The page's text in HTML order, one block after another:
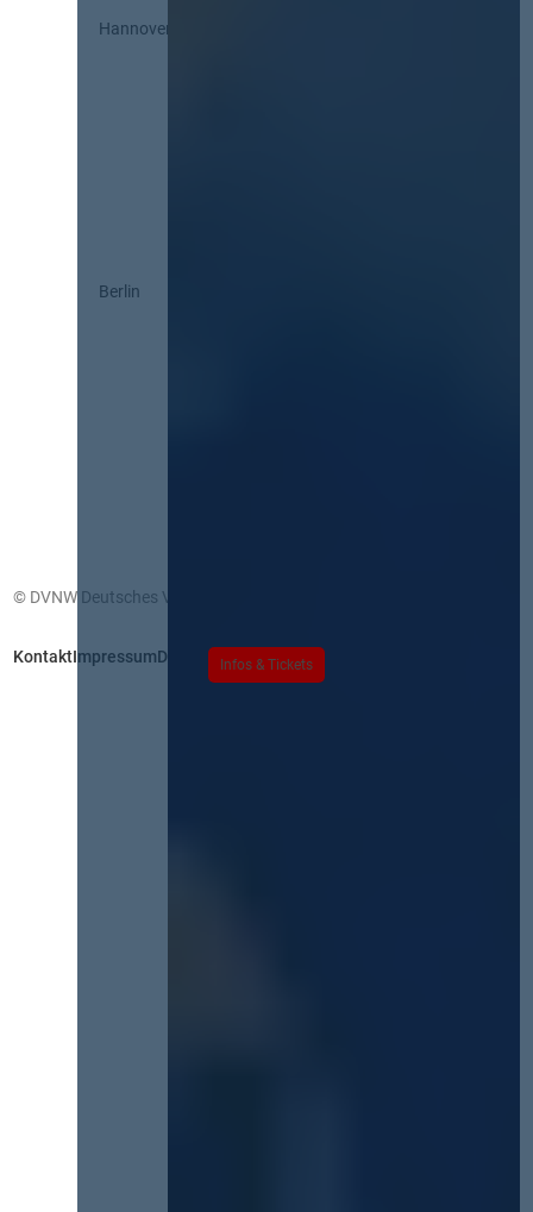
Infos & Tickets
Hannover
Berlin
© DVNW Deutsches Vergabenetzwerk GmbH
KontaktImpressumDatenschutz